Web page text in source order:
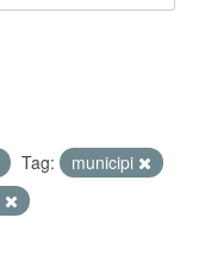
Tag:
municipi